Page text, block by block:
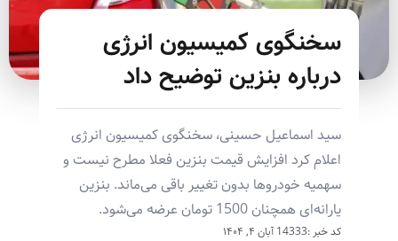
سخنگوی کمیسیون انرژی
درباره بنزین توضیح داد
سید اسماعیل حسینی، سخنگوی کمیسیون انرژی
اعلام کرد افزایش قیمت بنزین فعلا مطرح نیست و
سهمیه خودروها بدون تغییر باقی می‌ماند. بنزین
یارانه‌ای همچنان 1500 تومان عرضه می‌شود.
کد خبر :14333 آبان ۴, ۱۴۰۴